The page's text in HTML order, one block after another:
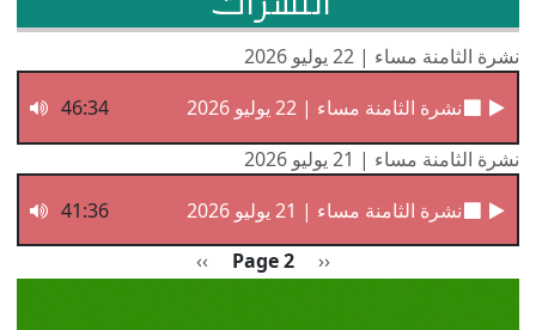
نشرة الثامنة مساء | 22 يوليو 2026
نشرة الثامنة مساء | 22 يوليو 2026
46:34
نشرة الثامنة مساء | 21 يوليو 2026
نشرة الثامنة مساء | 21 يوليو 2026
41:36
Previous page
‹‹
Page 2 الصفحة التالية
››